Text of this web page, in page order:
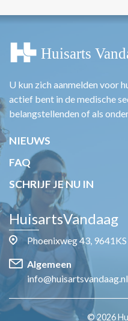
U kun zich aanmelden voor
actief bent in de medische
belangstellenden of als
NIEUWS
FAQ
SCHRIJF JE NU IN
HuisartsVandaag
Phoenixweg 43,
Algemeen
info@huisartsvandaag.nl
© 2026